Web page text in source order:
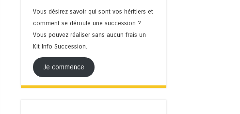
Vous désirez savoir qui sont vos héritiers et
comment se déroule une succession ?
Vous pouvez réaliser sans aucun frais un
Kit Info Succession.
Je commence